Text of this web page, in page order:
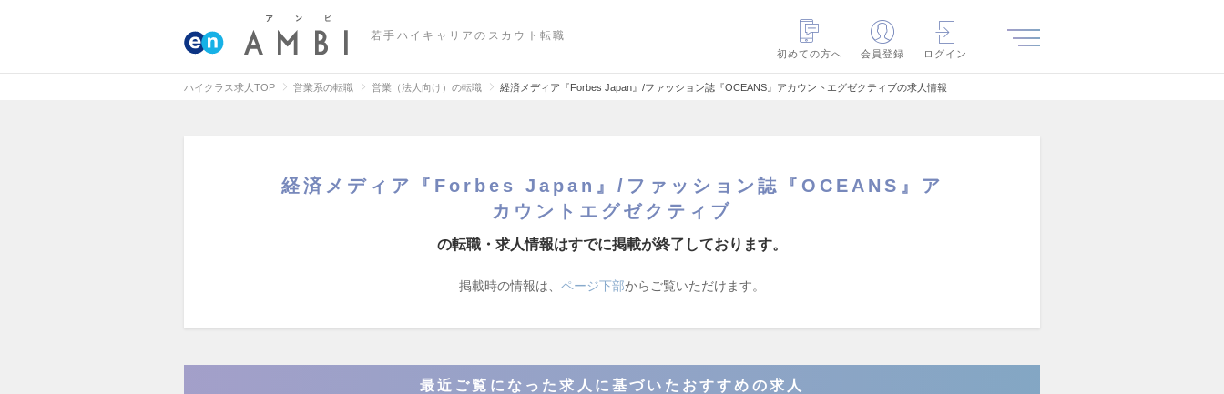
若手ハイキャリアのスカウト転職
初めての方へ
会員登録 ログイン
ハイクラス求人TOP 営業系の転職 営業（法人向け）の転職 経済メディア『Forbes Japan』/ファッション誌『OCEANS』アカウントエグゼクティブの求人情報
経済メディア『Forbes Japan』/ファッション誌『OCEANS』ア
カウントエグゼクティブ
の転職・求人情報はすでに掲載が終了しております。
掲載時の情報は、 ページ下部からご覧いただけます。
最近ご覧になった求人に基づいたおすすめの求人